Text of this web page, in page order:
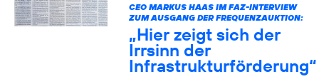
CEO MARKUS HAAS IM FAZ-INTERVIEW
ZUM AUSGANG DER FREQUENZAUKTION:
„Hier zeigt sich der
Irrsinn der
Infrastrukturförderung“